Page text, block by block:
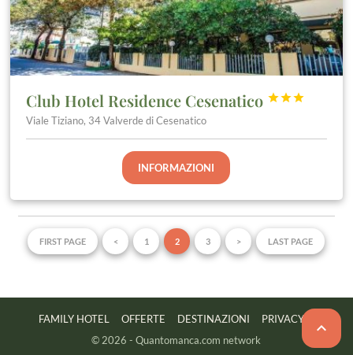
Club Hotel Residence Cesenatico 


Viale Tiziano, 34 Valverde di Cesenatico
INFORMAZIONI
FIRST PAGE < 1 2 3 > LAST PAGE

© 2026 - Quantomanca.com network
FAMILY HOTEL OFFERTE DESTINAZIONI PRIVACY